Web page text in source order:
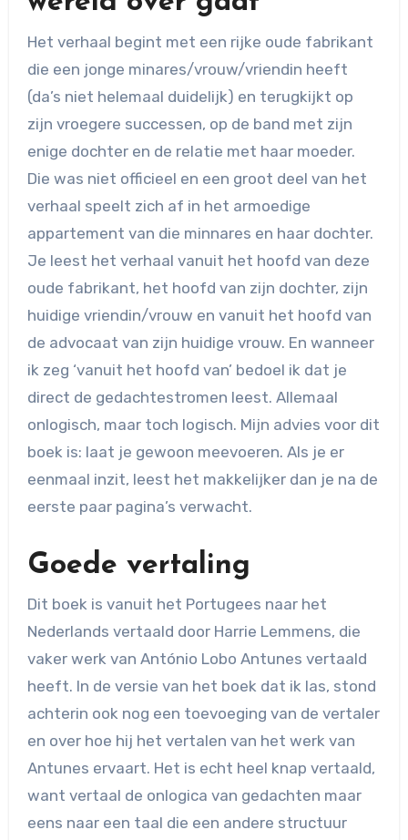
Het verhaal begint met een rijke oude fabrikant
die een jonge minares/vrouw/vriendin heeft
(da’s niet helemaal duidelijk) en terugkijkt op
zijn vroegere successen, op de band met zijn
enige dochter en de relatie met haar moeder.
Die was niet officieel en een groot deel van het
verhaal speelt zich af in het armoedige
appartement van die minnares en haar dochter.
Je leest het verhaal vanuit het hoofd van deze
oude fabrikant, het hoofd van zijn dochter, zijn
huidige vriendin/vrouw en vanuit het hoofd van
de advocaat van zijn huidige vrouw. En wanneer
ik zeg ‘vanuit het hoofd van’ bedoel ik dat je
direct de gedachtestromen leest. Allemaal
onlogisch, maar toch logisch. Mijn advies voor dit
boek is: laat je gewoon meevoeren. Als je er
eenmaal inzit, leest het makkelijker dan je na de
eerste paar pagina’s verwacht.
Goede vertaling
Dit boek is vanuit het Portugees naar het
Nederlands vertaald door Harrie Lemmens, die
vaker werk van António Lobo Antunes vertaald
heeft. In de versie van het boek dat ik las, stond
achterin ook nog een toevoeging van de vertaler
en over hoe hij het vertalen van het werk van
Antunes ervaart. Het is echt heel knap vertaald,
want vertaal de onlogica van gedachten maar
eens naar een taal die een andere structuur